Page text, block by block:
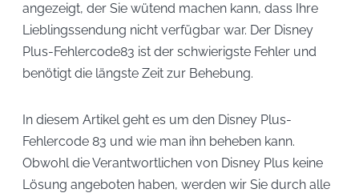
angezeigt, der Sie wütend machen kann, dass Ihre
Lieblingssendung nicht verfügbar war. Der Disney
Plus-Fehlercode83 ist der schwierigste Fehler und
benötigt die längste Zeit zur Behebung.
In diesem Artikel geht es um den Disney Plus-
Fehlercode 83 und wie man ihn beheben kann.
Obwohl die Verantwortlichen von Disney Plus keine
Lösung angeboten haben, werden wir Sie durch alle